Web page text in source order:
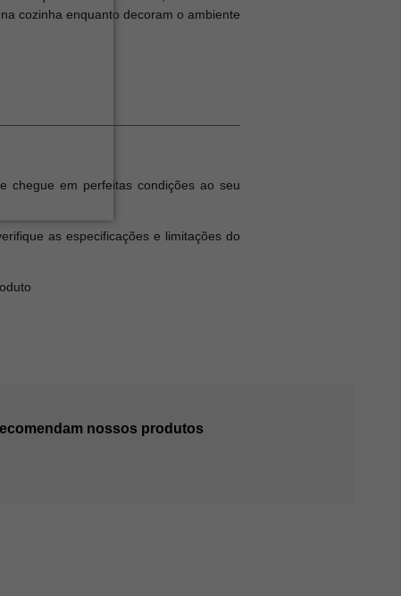
cozinha enquanto decoram o ambiente
chegue em perfeitas condições ao seu
as especificações e limitações do
nossos produtos